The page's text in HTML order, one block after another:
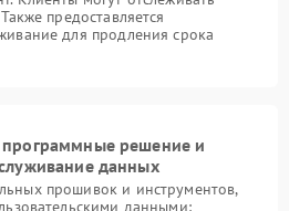
предоставляется
для продления срока
решение и
данных
прошивок и инструментов,
данными: